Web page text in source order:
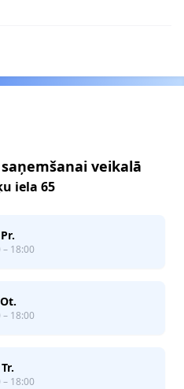
veikalā
iela 65
Pr.
– 18:00
Ot.
– 18:00
Tr.
– 18:00